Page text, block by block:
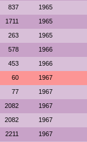
837 1965
1711 1965
263 1965
578 1966
453 1966
60 1967
77 1967
2082 1967
2082 1967
2211 1967